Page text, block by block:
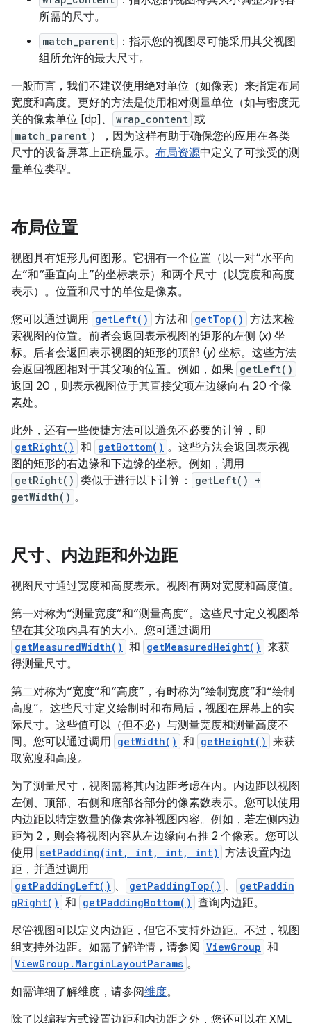
所需的尺寸。
match_parent
：指示您的视图尽可能采用其父视图
组所允许的最大尺寸。
一般而言，我们不建议使用绝对单位（如像素）来指定布局
宽度和高度。更好的方法是使用相对测量单位（如与密度无
关的像素单位 [dp]、
wrap_content 或
match_parent ），因为这样有助于确保您的应用在各类
尺寸的设备屏幕上正确显示。 布局资源中定义了可接受的测
量单位类型。
布局位置
视图具有矩形几何图形。它拥有一个位置（以一对“水平向
左”和“垂直向上”的坐标表示）和两个尺寸（以宽度和高度
表示）。 位置和尺寸的单位是像素。
您可以通过调用 getLeft() 方法和 getTop() 方法来检
索视图的位置。前者会返回表示视图的矩形的左侧 (x) 坐
标。后者会返回表示视图的矩形的顶部 (y) 坐标。这些方法
会返回视图相对于其父项的位置。例如，如果 getLeft()
返回 20，则表示视图位于其直接父项左边缘向右 20 个像
素处。
此外，还有一些便捷方法可以避免不必要的计算，即
getRight() 和 getBottom() 。这些方法会返回表示视
图的矩形的右边缘和下边缘的坐标。例如，调用
getRight() 类似于进行以下计算：
getLeft() +
getWidth() 。
尺寸、内边距和外边距
视图尺寸通过宽度和高度表示。视图有两对宽度和高度值。
第一对称为“测量宽度”和“测量高度”。 这些尺寸定义视图希
望在其父项内具有的大小。您可通过调用
getMeasuredWidth() 和 getMeasuredHeight() 来获
得测量尺寸。
第二对称为“宽度”和“高度”，有时称为“绘制宽度”和“绘制
高度”。 这些尺寸定义绘制时和布局后，视图在屏幕上的实
际尺寸。这些值可以（但不必）与测量宽度和测量高度不
同。您可以通过调用 getWidth() 和 getHeight() 来获
取宽度和高度。
为了测量尺寸，视图需将其内边距考虑在内。内边距以视图
左侧、顶部、右侧和底部各部分的像素数表示。您可以使用
内边距以特定数量的像素弥补视图内容。例如，若左侧内边
距为 2，则会将视图内容从左边缘向右推 2 个像素。您可以
使用 setPadding(int, int, int, int) 方法设置内边
距，并通过调用
getPaddingLeft() 、 getPaddingTop() 、
getPaddin
gRight() 和 getPaddingBottom() 查询内边距。
尽管视图可以定义内边距，但它不支持外边距。不过，视图
组支持外边距。如需了解详情，请参阅 ViewGroup 和
ViewGroup.MarginLayoutParams 。
如需详细了解维度，请参阅维度。
除了以编程方式设置边距和内边距之外，您还可以在 XML